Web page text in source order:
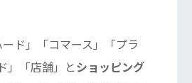
ド」「コマース」「プラ
」「店舗」と ショッピング